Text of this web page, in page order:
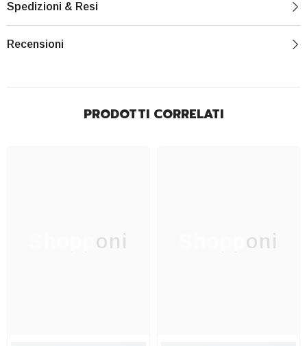
Spedizioni & Resi
Recensioni
PRODOTTI CORRELATI
Shopponi Shopponi